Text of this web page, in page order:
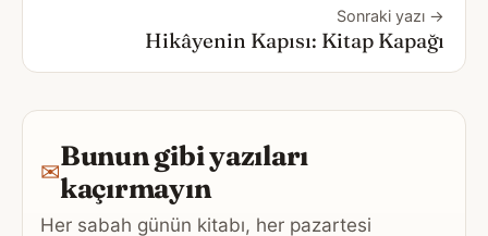
Sonraki yazı →
Hikâyenin Kapısı: Kitap Kapağı
✉Bunun gibi yazıları
kaçırmayın
Her sabah günün kitabı, her pazartesi